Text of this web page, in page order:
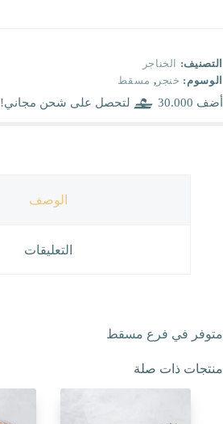
التصنيف:
الخناجر
الوسوم: خنجر , مسقط
أضف 30.000 لتحصل على شحن مجاني!
الوصف
التعليقات
متوفر في فرع مسقط
منتجات ذات صلة